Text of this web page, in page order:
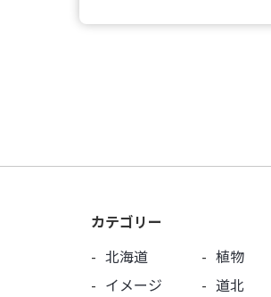
カテゴリー
北海道
イメージ
植物
道北